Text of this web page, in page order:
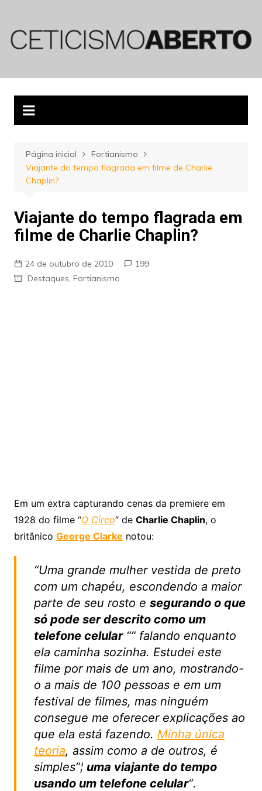
conteúdo
Página inicial
Fortianismo
Viajante do tempo flagrada em filme de Charlie
Chaplin?
Viajante do tempo flagrada em
filme de Charlie Chaplin?
24 de outubro de 2010
199
Destaques Fortianismo
Em um extra capturando cenas da premiere em
1928 do filme “O Circo“ de Charlie Chaplin, o
britânico George Clarke notou:
“Uma grande mulher vestida de preto
com um chapéu, escondendo a maior
parte de seu rosto e segurando o que
só pode ser descrito como um
telefone celular““ falando enquanto
ela caminha sozinha. Estudei este
filme por mais de um ano, mostrando-
o a mais de 100 pessoas e em um
festival de filmes, mas ninguém
consegue me oferecer explicações ao
que ela está fazendo. Minha única
teoria, assim como a de outros, é
simples”¦ uma viajante do tempo
usando um telefone celular“.